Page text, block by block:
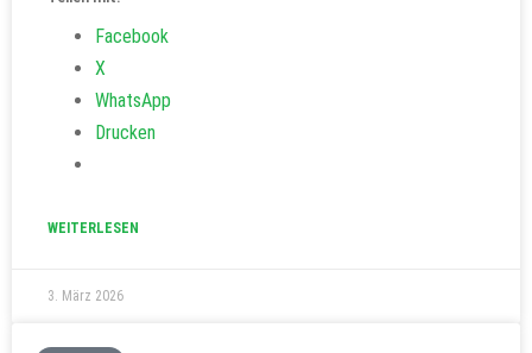
Facebook
X
WhatsApp
Drucken
WEITERLESEN
3. März 2026